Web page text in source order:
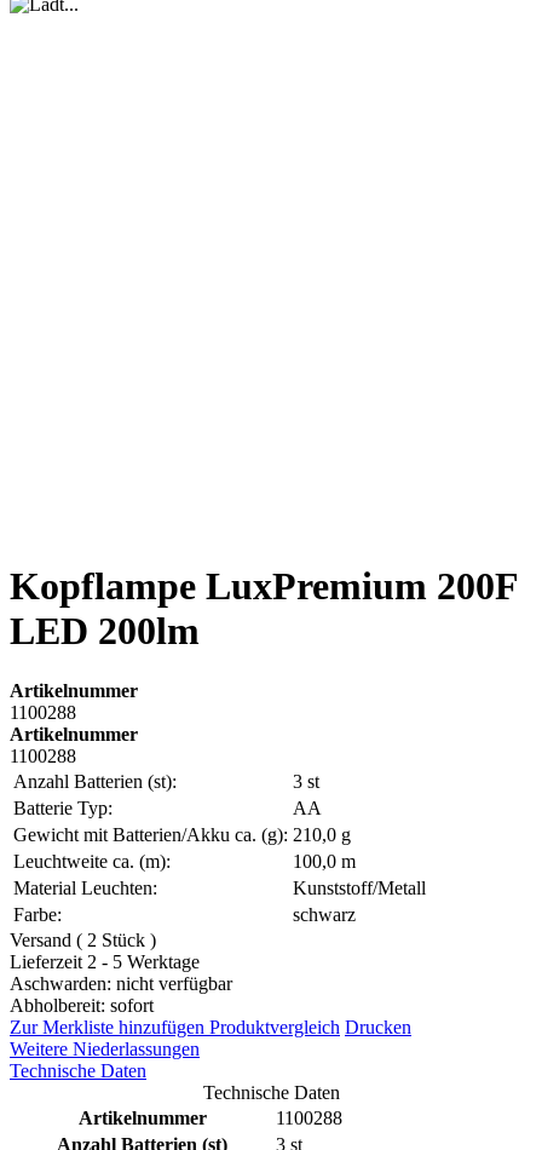
Kopflampe LuxPremium 200F
LED 200lm
Artikelnummer
1100288
Artikelnummer
1100288
Anzahl Batterien (st):
3 st
Batterie Typ:
AA
Gewicht mit Batterien/Akku ca. (g): 210,0 g
Leuchtweite ca. (m):
100,0 m
Material Leuchten:
Kunststoff/Metall
Farbe:
schwarz
Versand ( 2 Stück )
Lieferzeit 2 - 5 Werktage
Aschwarden: nicht verfügbar
Abholbereit: sofort
Zur Merkliste hinzufügen Produktvergleich Drucken
Weitere Niederlassungen
Technische Daten
Technische Daten
Artikelnummer
1100288
Anzahl Batterien (st)
3 st